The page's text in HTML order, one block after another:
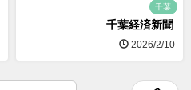
千葉
千葉経済新聞
2026/2/10